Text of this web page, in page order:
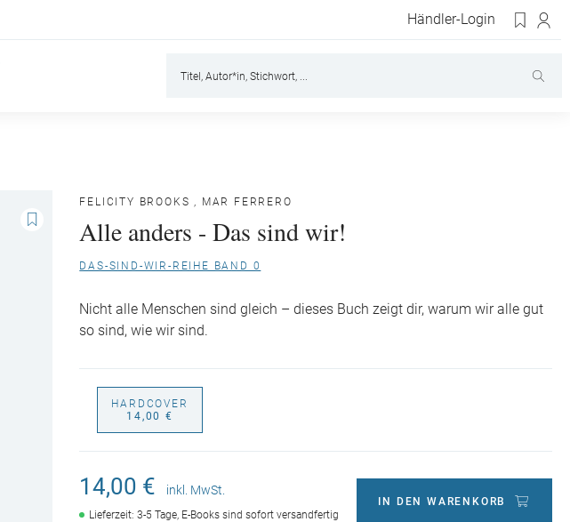
Händler-Login
FELICITY BROOKS , MAR FERRERO
Alle anders - Das sind wir!
DAS-SIND-WIR-REIHE BAND 0
Nicht alle Menschen sind gleich – dieses Buch zeigt dir, warum wir alle gut
so sind, wie wir sind.
HARDCOVER
14,00 €
14,00 € inkl. MwSt.
Lieferzeit: 3-5 Tage, E-Books sind sofort versandfertig
IN DEN WARENKORB